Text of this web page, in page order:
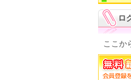
ロ
ここか